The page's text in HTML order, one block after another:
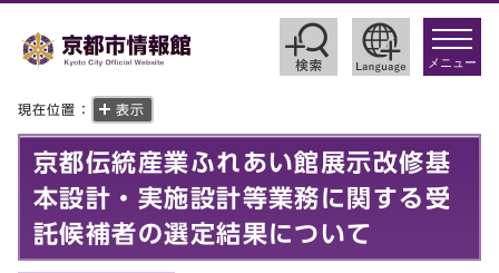
toggle
メニュー
現在位置： 表示
京都伝統産業ふれあい館展示改修基
本設計・実施設計等業務に関する受
託候補者の選定結果について